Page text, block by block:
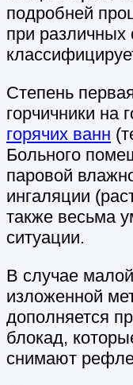
подробней
при различных
Степень
горчичники на
горячих ванн
Больного
паровой
ингаляции
также весьма
ситуации.
В случае
изложенной
дополняется
блокад,
снимают